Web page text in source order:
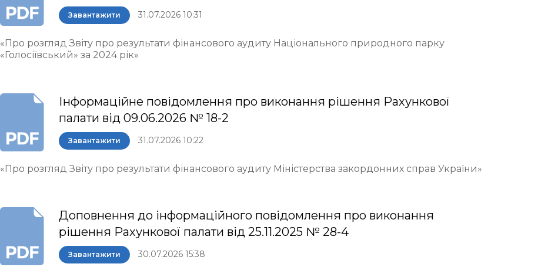
Завантажити 31.07.2026 10:31
«Про розгляд Звіту про результати фінансового аудиту Національного природного парку
«Голосіївський» за 2024 рік»
Інформаційне повідомлення про виконання рішення Рахункової
палати від 09.06.2026 № 18-2
Завантажити 31.07.2026 10:22
«Про розгляд Звіту про результати фінансового аудиту Міністерства закордонних справ України»
Доповнення до інформаційного повідомлення про виконання
рішення Рахункової палати від 25.11.2025 № 28-4
Завантажити 30.07.2026 15:38